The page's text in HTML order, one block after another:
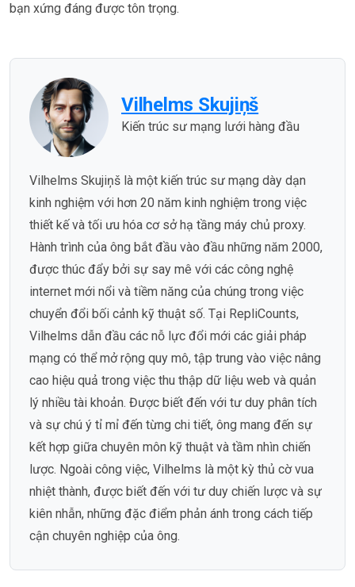
bạn xứng đáng được tôn trọng.
Vilhelms Skujiņš
Kiến trúc sư mạng lưới hàng đầu
Vilhelms Skujiņš là một kiến trúc sư mạng dày dạn
kinh nghiệm với hơn 20 năm kinh nghiệm trong việc
thiết kế và tối ưu hóa cơ sở hạ tầng máy chủ proxy.
Hành trình của ông bắt đầu vào đầu những năm 2000,
được thúc đẩy bởi sự say mê với các công nghệ
internet mới nổi và tiềm năng của chúng trong việc
chuyển đổi bối cảnh kỹ thuật số. Tại RepliCounts,
Vilhelms dẫn đầu các nỗ lực đổi mới các giải pháp
mạng có thể mở rộng quy mô, tập trung vào việc nâng
cao hiệu quả trong việc thu thập dữ liệu web và quản
lý nhiều tài khoản. Được biết đến với tư duy phân tích
và sự chú ý tỉ mỉ đến từng chi tiết, ông mang đến sự
kết hợp giữa chuyên môn kỹ thuật và tầm nhìn chiến
lược. Ngoài công việc, Vilhelms là một kỳ thủ cờ vua
nhiệt thành, được biết đến với tư duy chiến lược và sự
kiên nhẫn, những đặc điểm phản ánh trong cách tiếp
cận chuyên nghiệp của ông.